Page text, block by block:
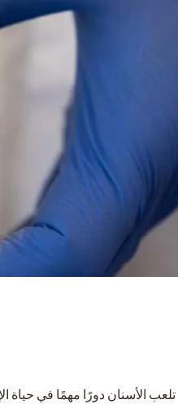
تلعب الأسنان دورًا مهمًا في حياة